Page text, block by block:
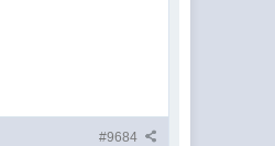
#9684